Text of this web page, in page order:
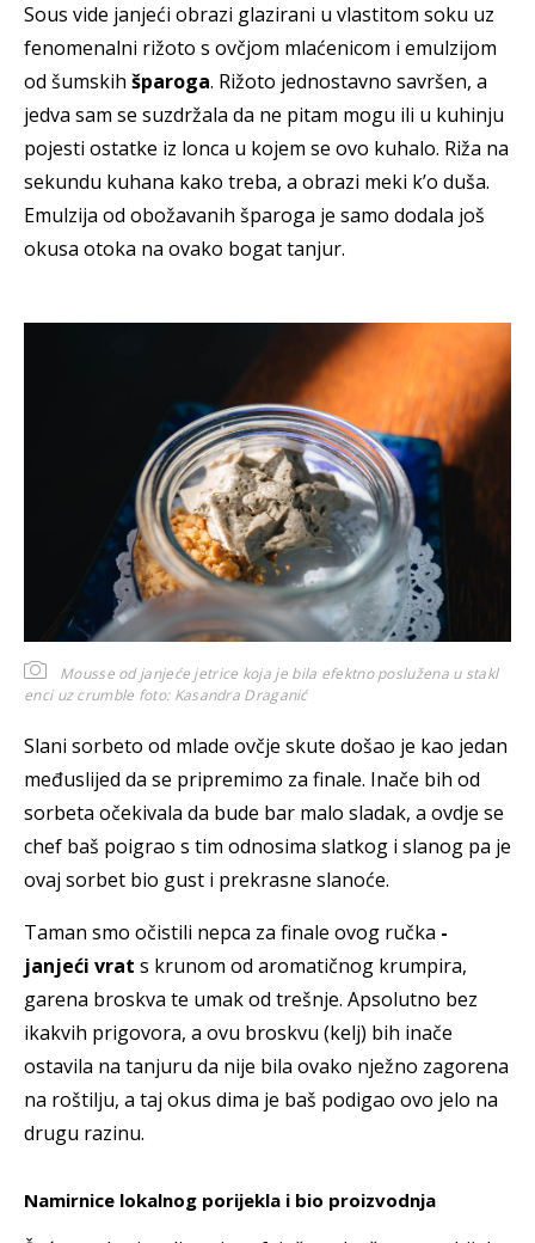
Sous vide janjeći obrazi glazirani u vlastitom soku uz
fenomenalni rižoto s ovčjom mlaćenicom i emulzijom
od šumskih šparoga. Rižoto jednostavno savršen, a
jedva sam se suzdržala da ne pitam mogu ili u kuhinju
pojesti ostatke iz lonca u kojem se ovo kuhalo. Riža na
sekundu kuhana kako treba, a obrazi meki k’o duša.
Emulzija od obožavanih šparoga je samo dodala još
okusa otoka na ovako bogat tanjur.
Mousse od janjeće jetrice koja je bila efektno poslužena u stakl
enci uz crumble foto: Kasandra Draganić
Slani sorbeto od mlade ovčje skute došao je kao jedan
međuslijed da se pripremimo za finale. Inače bih od
sorbeta očekivala da bude bar malo sladak, a ovdje se
chef baš poigrao s tim odnosima slatkog i slanog pa je
ovaj sorbet bio gust i prekrasne slanoće.
Taman smo očistili nepca za finale ovog ručka -
janjeći vrat s krunom od aromatičnog krumpira,
garena broskva te umak od trešnje. Apsolutno bez
ikakvih prigovora, a ovu broskvu (kelj) bih inače
ostavila na tanjuru da nije bila ovako nježno zagorena
na roštilju, a taj okus dima je baš podigao ovo jelo na
drugu razinu.
Namirnice lokalnog porijekla i bio proizvodnja